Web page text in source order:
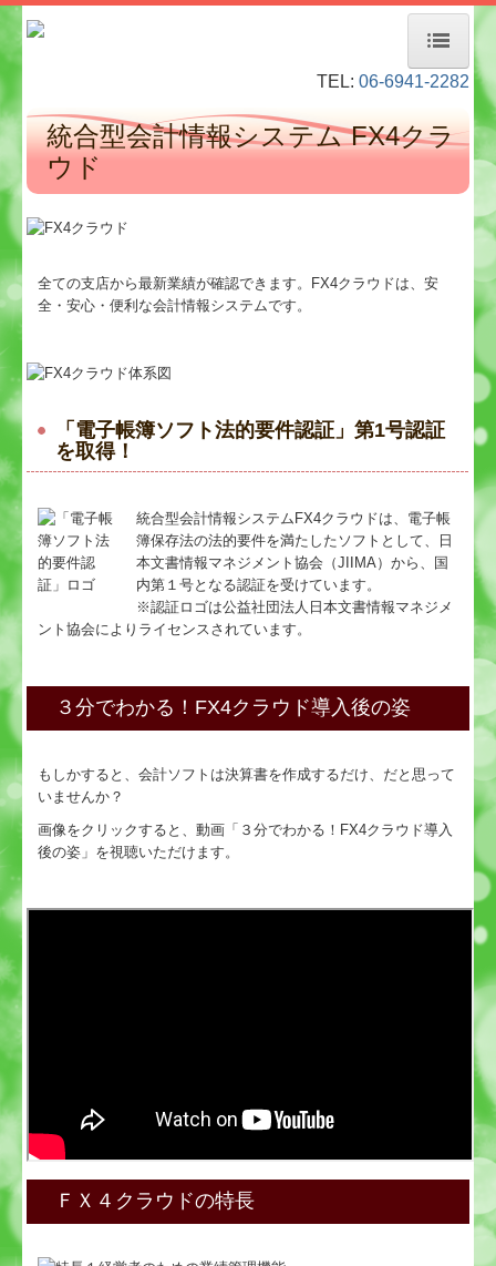
経営者お役立ち情報
事務所紹介
デジタル化・AI導入補助金
当事務所のお客様
経営革新等支援機関とは
セミナー案内
経営理念
お問合せ
TEL: 06-6941-2282
統合型会計情報システム FX4クラ
ウド
全ての支店から最新業績が確認できます。FX4クラウドは、安
全・安心・便利な会計情報システムです。
「電子帳簿ソフト法的要件認証」第1号認証
を取得！
統合型会計情報システムFX4クラウドは、電子帳
簿保存法の法的要件を満たしたソフトとして、日
本文書情報マネジメント協会（JIIMA）から、国
内第１号となる認証を受けています。
※認証ロゴは公益社団法人日本文書情報マネジメ
ント協会によりライセンスされています。
３分でわかる！FX4クラウド導入後の姿
もしかすると、会計ソフトは決算書を作成するだけ、だと思って
いませんか？
画像をクリックすると、動画「３分でわかる！FX4クラウド導入
後の姿」を視聴いただけます。
ＦＸ４クラウドの特長